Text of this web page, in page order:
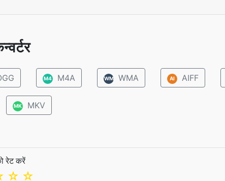
M4 M4A WM WMA AI AIFF
MK MKV
रेट करें
☆
☆